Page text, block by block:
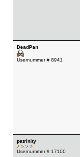
DeadPan
Usernummer # 8941
patrinity
Usernummer # 17100